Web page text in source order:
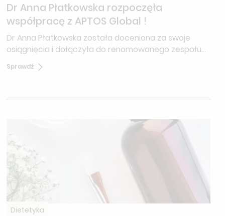
Dr Anna Płatkowska rozpoczęła
współpracę z APTOS Global !
Dr Anna Płatkowska została doceniona za swoje
osiągnięcia i dołączyła do renomowanego zespołu
Development Department.
Sprawdź
Dietetyka